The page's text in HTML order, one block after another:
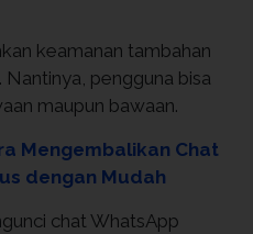
keamanan tambahan
Nantinya, pengguna bisa
maupun bawaan.
Mengembalikan Chat
dengan Mudah
chat WhatsApp